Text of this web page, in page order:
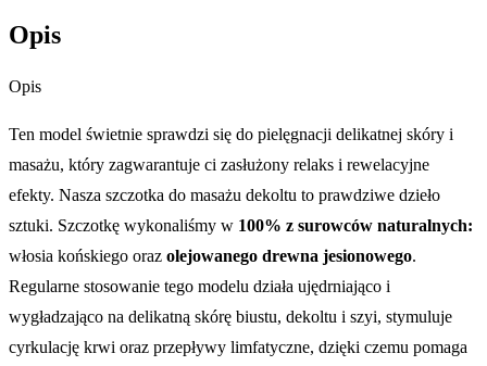
Opis
Opis
Ten model świetnie sprawdzi się do pielęgnacji delikatnej skóry i
masażu, który zagwarantuje ci zasłużony relaks i rewelacyjne
efekty. Nasza szczotka do masażu dekoltu to prawdziwe dzieło
sztuki. Szczotkę wykonaliśmy w 100% z surowców naturalnych:
włosia końskiego oraz olejowanego drewna jesionowego.
Regularne stosowanie tego modelu działa ujędrniająco i
wygładzająco na delikatną skórę biustu, dekoltu i szyi, stymuluje
cyrkulację krwi oraz przepływy limfatyczne, dzięki czemu pomaga